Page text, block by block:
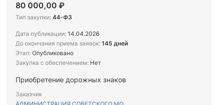
Приобретение дорожных знаков
Заказчик
80 000,00 ₽
Тип закупки: 44-ФЗ
Дата публикации: 14.04.2026
До окончания приема заявок: 145 дней
Этап: Опубликовано
Закупка с обеспечением: Нет